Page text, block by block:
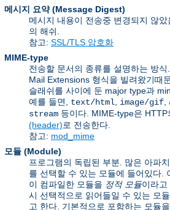
메시지 요약 (Message Digest)
메시지 내용이 전송중 변경되지 않
의 해쉬.
참고: SSL/TLS 암호화
MIME-type
전송할 문서의 종류를 설명하는 방
Mail Extensions 형식을 빌려왔기때
슬래쉬를 사이에 둔 major type과
예를 들면, text/html image/gif
stream 등이다. MIME-type은 HTTP
(header)로 전송한다.
참고: mod_mime
모듈 (Module)
프로그램의 독립된 부분. 많은 아파
를 선택할 수 있는 모듈에 들어있다.
이 컴파일한 모듈을 정적 모듈이라고
시 선택적으로 읽어들일 수 있는 모
고 한다. 기본적으로 포함하는 모듈을